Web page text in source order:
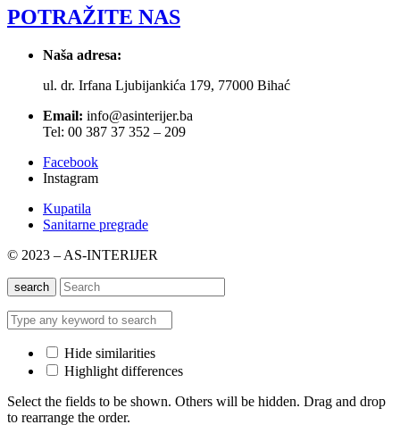
POTRAŽITE NAS
Naša adresa:
ul. dr. Irfana Ljubijankića 179, 77000 Bihać
Email: info@asinterijer.ba
Tel: 00 387 37 352 – 209
Facebook
Instagram
Kupatila
Sanitarne pregrade
© 2023 – AS-INTERIJER
search
Hide similarities
Highlight differences
Select the fields to be shown. Others will be hidden. Drag and drop
to rearrange the order.